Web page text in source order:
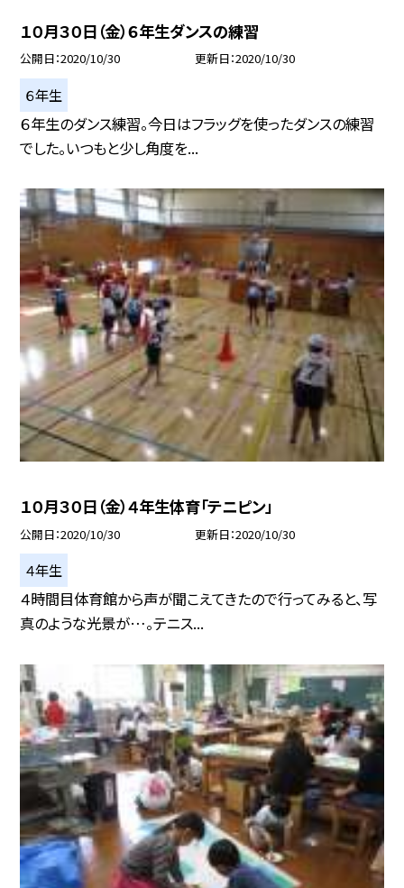
１０月３０日（金）６年生ダンスの練習
公開日 2020/10/30 更新日 2020/10/30
６年生
６年生のダンス練習。今日はフラッグを使ったダンスの練習
でした。いつもと少し角度を...
１０月３０日（金）４年生体育「テニピン」
公開日 2020/10/30 更新日 2020/10/30
４年生
４時間目体育館から声が聞こえてきたので行ってみると、写
真のような光景が…。テニス...